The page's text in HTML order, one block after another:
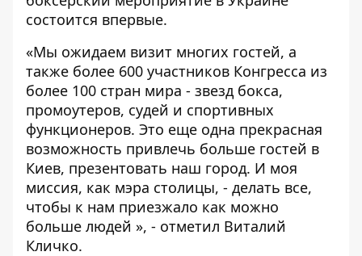
состоится впервые.
«Мы ожидаем визит многих гостей, а
также более 600 участников Конгресса из
более 100 стран мира - звезд бокса,
промоутеров, судей и спортивных
функционеров. Это еще одна прекрасная
возможность привлечь больше гостей в
Киев, презентовать наш город. И моя
миссия, как мэра столицы, - делать все,
чтобы к нам приезжало как можно
больше людей », - отметил Виталий
Кличко.